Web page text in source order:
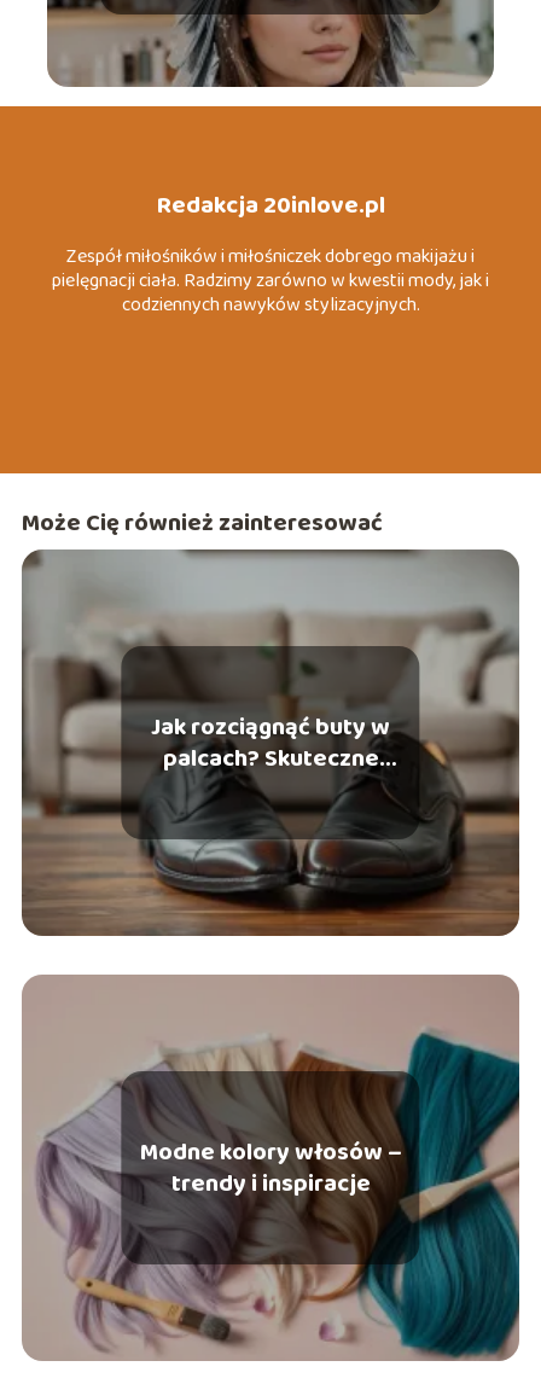
Redakcja 20inlove.pl
Zespół miłośników i miłośniczek dobrego makijażu i
pielęgnacji ciała. Radzimy zarówno w kwestii mody, jak i
codziennych nawyków stylizacyjnych.
Może Cię również zainteresować
Jak rozciągnąć buty w
palcach? Skuteczne
domowe metody
Modne kolory włosów –
trendy i inspiracje